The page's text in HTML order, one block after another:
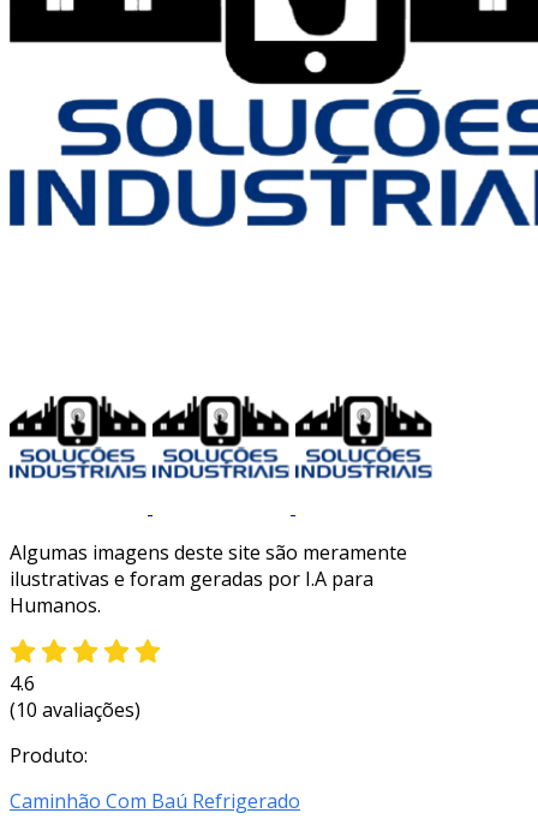
Algumas imagens deste site são meramente
ilustrativas e foram geradas por I.A para
Humanos.
4.6
(10 avaliações)
Produto:
Caminhão Com Baú Refrigerado